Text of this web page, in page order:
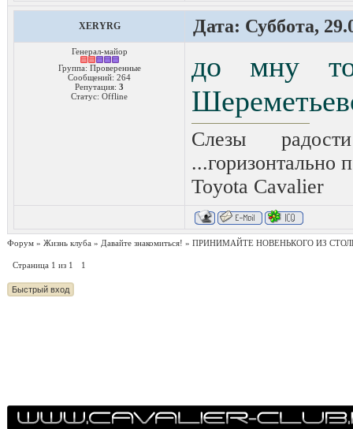
XERYRG Дата: Суббота,
Генерал-майор
Группа: Проверенные
Сообщений: 264
Репутация: 3
Статус: Offline
до мну
Слезы
...горизонтально
Toyota Сavalier
Форум » Жизнь клуба » Давайте знакомиться! » ПРИНИМАЙТЕ НОВЕНЬКОГО ИЗ
Страница 1 из 1 1